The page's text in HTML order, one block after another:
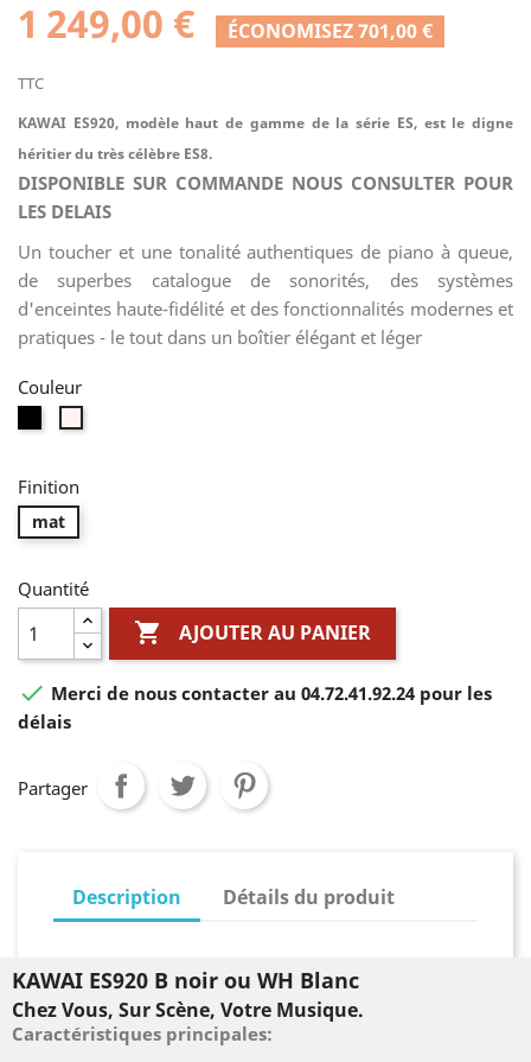
1 249,00 € ÉCONOMISEZ 701,00 €
TTC
KAWAI ES920, modèle haut de gamme de la série ES, est le digne
héritier du très célèbre ES8.
DISPONIBLE SUR COMMANDE NOUS CONSULTER POUR
LES DELAIS
Un toucher et une tonalité authentiques de piano à queue,
de superbes catalogue de sonorités, des systèmes
d'enceintes haute-fidélité et des fonctionnalités modernes et
pratiques - le tout dans un boîtier élégant et léger
Couleur
Finition
mat
Quantité
 AJOUTER AU PANIER
 Merci de nous contacter au 04.72.41.92.24 pour les
délais
Partager
Description Détails du produit
KAWAI ES920 B noir ou WH Blanc
Chez Vous, Sur Scène, Votre Musique.
Caractéristiques principales: